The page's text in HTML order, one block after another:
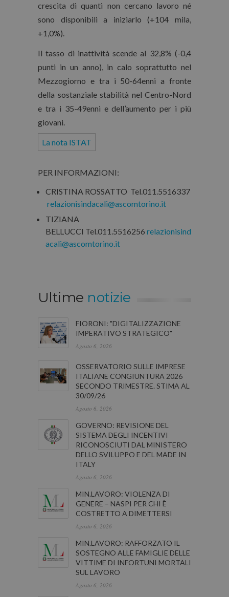
crescita di quanti non cercano lavoro né
sono disponibili a iniziarlo (+104 mila,
+1,0%).
Il tasso di inattività scende al 32,8% (-0,4
punti in un anno), in calo soprattutto nel
Mezzogiorno e tra i 50-64enni a fronte
della sostanziale stabilità nel Centro-Nord
e tra i 35-49enni e dell’aumento per i più
giovani.
La nota ISTAT
PER INFORMAZIONI:
CRISTINA ROSSATTO Tel.011.5516337
relazionisindacali@ascomtorino.it
TIZIANA
BELLUCCI Tel.011.5516256 relazionisind
acali@ascomtorino.it
Ultime notizie
FIORONI: "DIGITALIZZAZIONE
IMPERATIVO STRATEGICO"
Agosto 6, 2026
OSSERVATORIO SULLE IMPRESE
ITALIANE CONGIUNTURA 2026
SECONDO TRIMESTRE. STIMA AL
30/09/26
Agosto 6, 2026
GOVERNO: REVISIONE DEL
SISTEMA DEGLI INCENTIVI
RICONOSCIUTI DAL MINISTERO
DELLO SVILUPPO E DEL MADE IN
ITALY
Agosto 6, 2026
MIN.LAVORO: VIOLENZA DI
GENERE – NASPI PER CHI È
COSTRETTO A DIMETTERSI
Agosto 6, 2026
MIN.LAVORO: RAFFORZATO IL
SOSTEGNO ALLE FAMIGLIE DELLE
VITTIME DI INFORTUNI MORTALI
SUL LAVORO
Agosto 6, 2026